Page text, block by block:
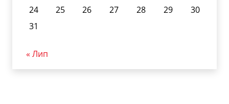
24
25 26 27 28 29
30
31
« Лип